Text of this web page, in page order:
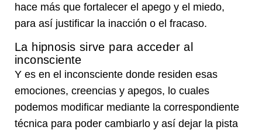
hace más que fortalecer el apego y el miedo,
para así justificar la inacción o el fracaso.
La hipnosis sirve para acceder al
inconsciente
Y es en el inconsciente donde residen esas
emociones, creencias y apegos, lo cuales
podemos modificar mediante la correspondiente
técnica para poder cambiarlo y así dejar la pista